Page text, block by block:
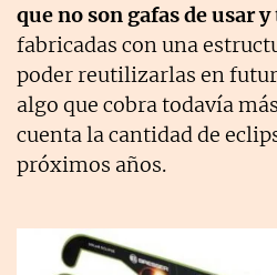
que no son gafas de usar
fabricadas con una
poder reutilizarlas en
algo que cobra todavía
cuenta la cantidad de
próximos años.